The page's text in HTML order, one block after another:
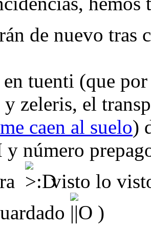
de nuevo
en tuenti (que
y zeleris, el
caen al suelo)
número
visto lo
)